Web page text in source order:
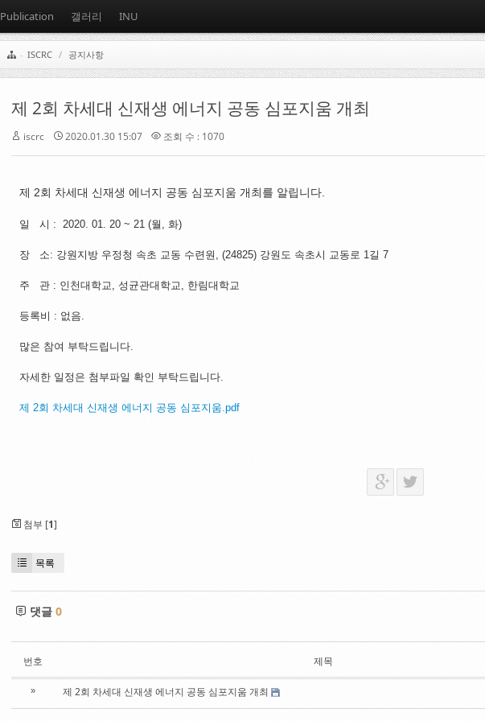
Publication 갤러리 INU
ISCRC / 공지사항
제 2회 차세대 신재생 에너지 공동 심포지움 개최
iscrc 2020.01.30 15:07 조회 수 : 1070
제 2회 차세대 신재생 에너지 공동 심포지움 개최를 알립니다.
일 시 : 2020. 01. 20 ~ 21 (월, 화)
장 소: 강원지방 우정청 속초 교동 수련원, (24825) 강원도 속초시 교동로 1길 7
주 관 : 인천대학교, 성균관대학교, 한림대학교
등록비 : 없음.
많은 참여 부탁드립니다.
자세한 일정은 첨부파일 확인 부탁드립니다.
제 2회 차세대 신재생 에너지 공동 심포지움.pdf
첨부 [1]
목록
댓글 0
번호 제목
» 제 2회 차세대 신재생 에너지 공동 심포지움 개최